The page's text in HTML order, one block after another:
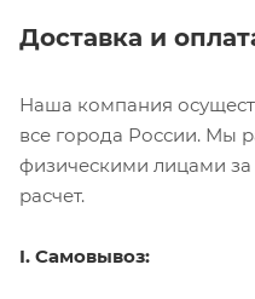
Доставка и
Наша компания
все города России. Мы
физическими лицами
расчет.
I. Самовывоз: